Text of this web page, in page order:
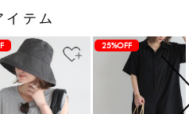
イテム
25%OFF